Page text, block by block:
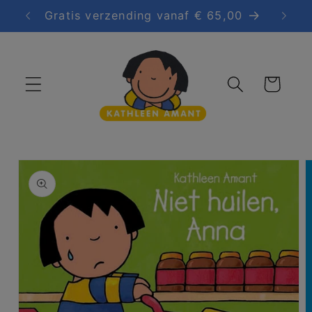
naar de
content
Gratis verzending vanaf € 65,00
Winkelwagen